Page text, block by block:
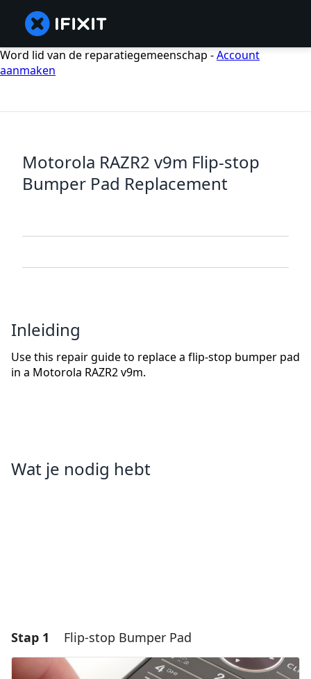
Word lid van de reparatiegemeenschap -Account
aanmaken
Motorola RAZR2 v9m Flip-stop
Bumper Pad Replacement
Inleiding
Use this repair guide to replace a flip-stop bumper pad
in a Motorola RAZR2 v9m.
Wat je nodig hebt
Stap 1 Flip-stop Bumper Pad